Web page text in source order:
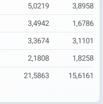
5,0219
3,8958
3,4942
1,6786
3,3674
3,1101
2,1808
1,8258
21,5863 15,6161